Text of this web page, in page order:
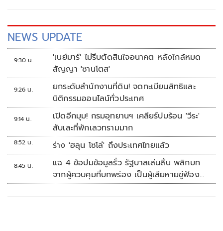
NEWS UPDATE
9:30 น.
'เนย์มาร์' ไม่รีบตัดสินใจอนาคต หลังใกล้หมด
สัญญา 'ซานโตส'
9:26 น.
ยกระดับสำนักงานที่ดิน! จดทะเบียนสิทธิและ
นิติกรรมออนไลน์ทั่วประเทศ
9:14 น.
เปิดอีกมุม! กรมอุทยานฯ เคลียร์ปมร้อน 'วีระ'
สับเละที่พักเลวทรามมาก
8:52 น. ร่าง 'ฮลุน โซโล่' ถึงประเทศไทยแล้ว
8:45 น.
แฉ 4 ข้อปมข้อมูลรั่ว รัฐบาลเล่นลิ้น พลิกบท
จากผู้ควบคุมที่บกพร่อง เป็นผู้เสียหายขู่ฟ้อง
คนเอาความจริงมาพูด